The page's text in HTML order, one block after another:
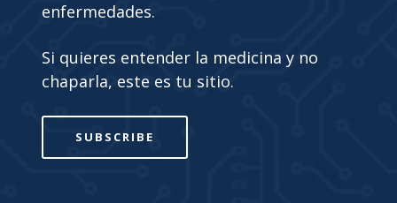
enfermedades.
Si quieres entender la medicina y no
chaparla, este es tu sitio.
SUBSCRIBE